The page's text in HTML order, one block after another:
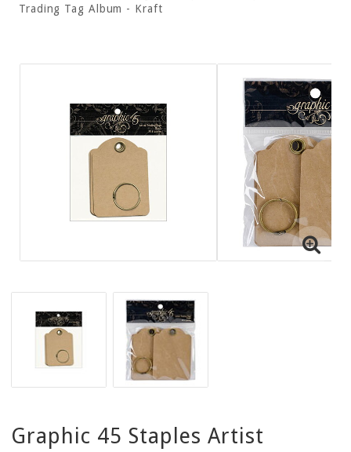
Trading Tag Album - Kraft
Graphic 45 Staples Artist